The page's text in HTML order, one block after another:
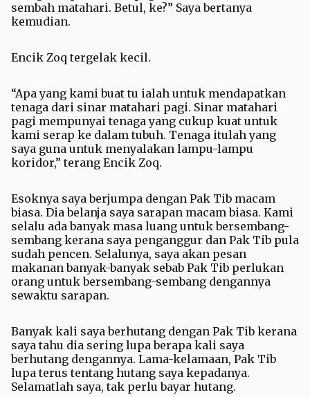
sembah matahari. Betul, ke?” Saya bertanya
kemudian.
Encik Zoq tergelak kecil.
“Apa yang kami buat tu ialah untuk mendapatkan
tenaga dari sinar matahari pagi. Sinar matahari
pagi mempunyai tenaga yang cukup kuat untuk
kami serap ke dalam tubuh. Tenaga itulah yang
saya guna untuk menyalakan lampu-lampu
koridor,” terang Encik Zoq.
Esoknya saya berjumpa dengan Pak Tib macam
biasa. Dia belanja saya sarapan macam biasa. Kami
selalu ada banyak masa luang untuk bersembang-
sembang kerana saya penganggur dan Pak Tib pula
sudah pencen. Selalunya, saya akan pesan
makanan banyak-banyak sebab Pak Tib perlukan
orang untuk bersembang-sembang dengannya
sewaktu sarapan.
Banyak kali saya berhutang dengan Pak Tib kerana
saya tahu dia sering lupa berapa kali saya
berhutang dengannya. Lama-kelamaan, Pak Tib
lupa terus tentang hutang saya kepadanya.
Selamatlah saya, tak perlu bayar hutang.